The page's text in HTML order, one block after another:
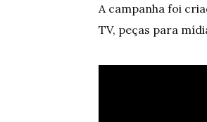
A campanha foi
TV, peças para